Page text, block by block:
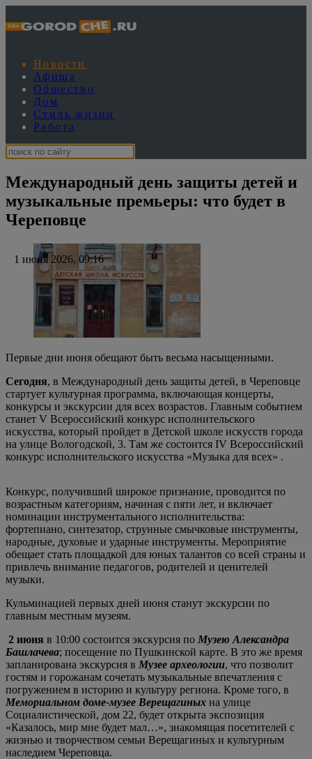
Новости
Афиша
Общество
Дом
Стиль жизни
Работа
Международный день защиты детей и
музыкальные премьеры: что будет в
Череповце
1 июня 2026, 09:16
Первые дни июня обещают быть весьма насыщенными.
Сегодня, в Международный день защиты детей, в Череповце
стартует культурная программа, включающая концерты,
конкурсы и экскурсии для всех возрастов. Главным событием
станет V Всероссийский конкурс исполнительского
искусства, который пройдет в Детской школе искусств города
на улице Вологодской, 3. Там же состоится IV Всероссийский
конкурс исполнительского искусства «Музыка для всех» .
Конкурс, получивший широкое признание, проводится по
возрастным категориям, начиная с пяти лет, и включает
номинации инструментального исполнительства:
фортепиано, синтезатор, струнные смычковые инструменты,
народные, духовые и ударные инструменты. Мероприятие
обещает стать площадкой для юных талантов со всей страны и
привлечь внимание педагогов, родителей и ценителей
музыки.
Кульминацией первых дней июня станут экскурсии по
главным местным музеям.
2 июня в 10:00 состоится экскурсия по Музею Александра
Башлачева; посещение по Пушкинской карте. В это же время
запланирована экскурсия в Музее археологии, что позволит
гостям и горожанам сочетать музыкальные впечатления с
погружением в историю и культуру региона. Кроме того, в
Мемориальном доме-музее Верещагиных на улице
Социалистической, дом 22, будет открыта экспозиция
«Казалось, мир мне будет мал…», знакомящая посетителей с
жизнью и творчеством семьи Верещагиных и культурным
наследием Череповца.